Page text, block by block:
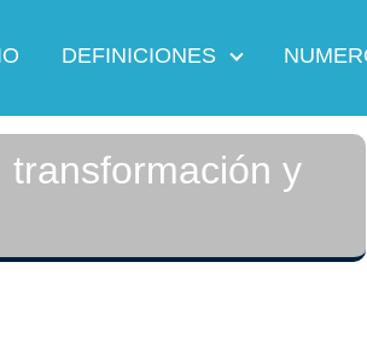
DEFINICIONES
y